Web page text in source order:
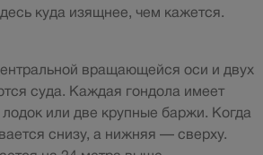
куда изящнее, чем кажется.
вращающейся оси и двух
суда. Каждая гондола имеет
или две крупные баржи. Когда
снизу, а нижняя — сверху.